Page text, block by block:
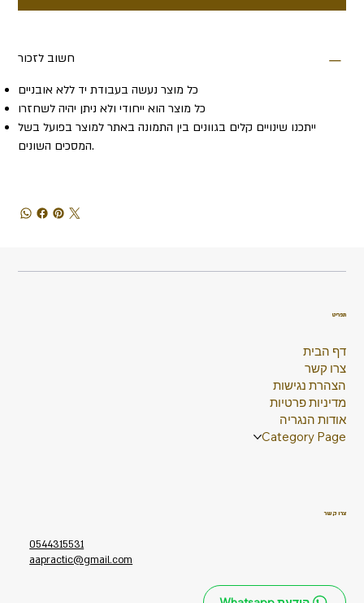
חשוב לזכור
כל מוצר נעשה בעבודת יד ללא אובניים
כל מוצר הוא ייחודי ולא ניתן יהיה לשחזרו
ייתכנו שינויים קלים בגוונים בין התמונה באתר למוצר בפועל בשל
המסכים השונים.
צרו קשר
0544315531
aapractic@gmail.com
תפריט
דף הבית
צרו קשר
הצהרת נגישות
מדיניות פרטיות
אודות הנגריה
Category Page